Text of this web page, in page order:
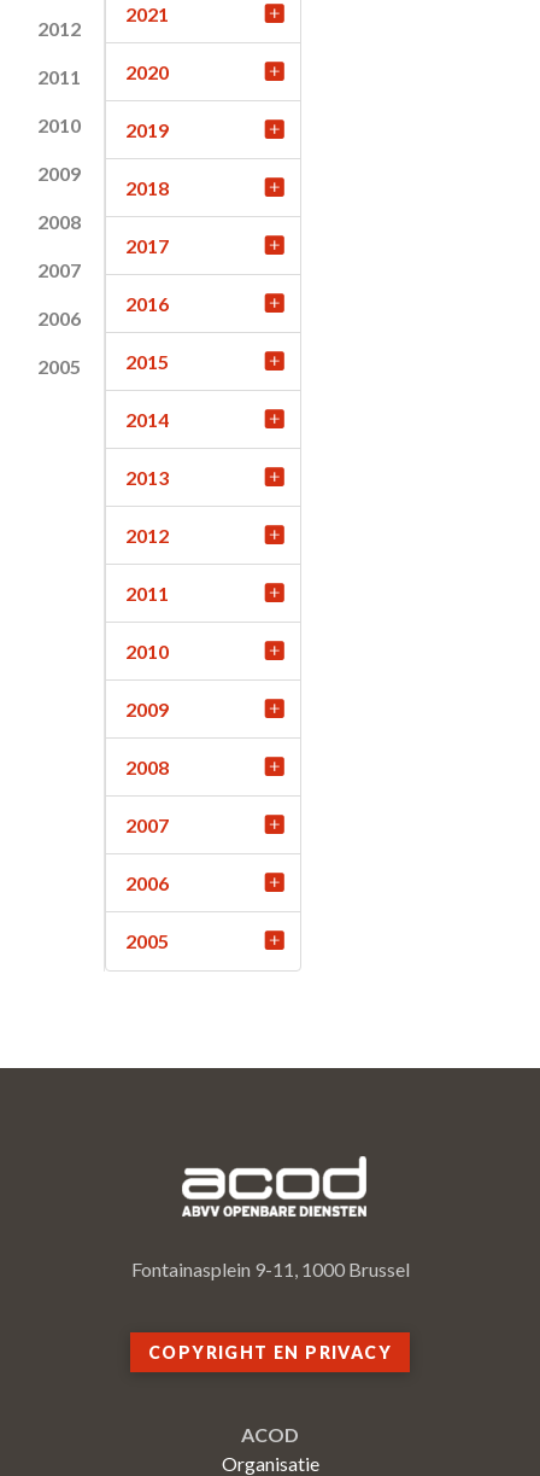
2012
2011
2010
2009
2008
2007
2006
2005
2021
2020
2019
2018
2017
2016
2015
2014
2013
2012
2011
2010
2009
2008
2007
2006
2005
Fontainasplein 9-11, 1000 Brussel
COPYRIGHT EN PRIVACY
ACOD
Organisatie